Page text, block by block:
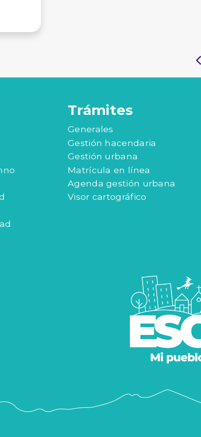
Trámites
Generales
Gestión hacendaria
Gestión urbana
Matrícula en línea
Agenda gestión urbana
Visor cartográfico